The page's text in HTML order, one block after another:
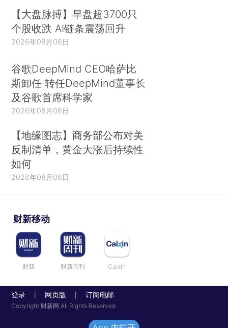
【大盘脉搏】早盘超3700只
个股收跌 AI链条震荡回升
2026年08月06日
谷歌DeepMind CEO哈萨比
斯卸任 转任DeepMind董事长
及谷歌首席科学家
2026年08月06日
【地缘图志】商务部公布对美
反制清单，黄金大涨后持续性
如何
2026年08月06日
财新移动
财新 财新周刊 Caixin
登录 网页版 订阅电邮
Copyright 财新网 All Rights Reserved